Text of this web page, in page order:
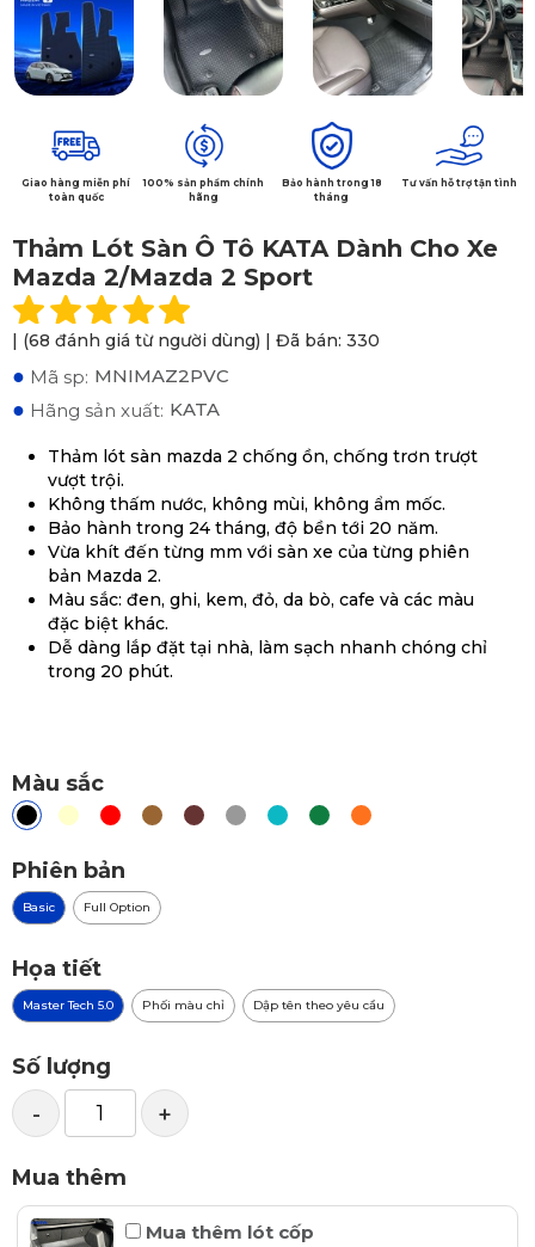
Giao hàng miễn phí
toàn quốc
100% sản phẩm chính
hãng
Bảo hành trong 18
tháng
Tư vấn hỗ trợ tận tình
Thảm Lót Sàn Ô Tô KATA Dành Cho Xe
Mazda 2/Mazda 2 Sport
| (68 đánh giá từ người dùng) | Đã bán: 330
● Mã sp: MNIMAZ2PVC
● Hãng sản xuất: KATA
Thảm lót sàn mazda 2 chống ồn, chống trơn trượt
vượt trội.
Không thấm nước, không mùi, không ẩm mốc.
Bảo hành trong 24 tháng, độ bền tới 20 năm.
Vừa khít đến từng mm với sàn xe của từng phiên
bản Mazda 2.
Màu sắc: đen, ghi, kem, đỏ, da bò, cafe và các màu
đặc biệt khác.
Dễ dàng lắp đặt tại nhà, làm sạch nhanh chóng chỉ
trong 20 phút.
Màu sắc
Phiên bản
Basic Full Option
Họa tiết
Master Tech 5.0 Phối màu chỉ Dập tên theo yêu cầu
Số lượng
- +
Mua thêm
Mua thêm lót cốp